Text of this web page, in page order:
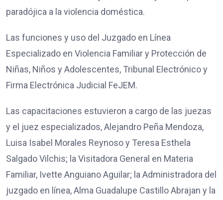
paradójica a la violencia doméstica.
Las funciones y uso del Juzgado en Línea
Especializado en Violencia Familiar y Protección de
Niñas, Niños y Adolescentes, Tribunal Electrónico y
Firma Electrónica Judicial FeJEM.
Las capacitaciones estuvieron a cargo de las juezas
y el juez especializados, Alejandro Peña Mendoza,
Luisa Isabel Morales Reynoso y Teresa Esthela
Salgado Vilchis; la Visitadora General en Materia
Familiar, Ivette Anguiano Aguilar; la Administradora del
juzgado en línea, Alma Guadalupe Castillo Abrajan y la